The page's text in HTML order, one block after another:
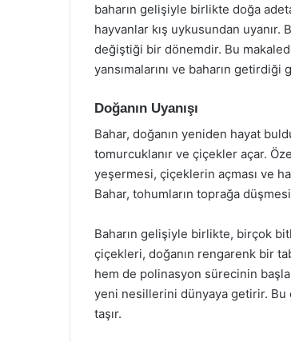
baharın gelişiyle birlikte doğa
hayvanlar kış uykusundan uyanır.
değiştiği bir dönemdir. Bu
yansımalarını ve baharın getirdiği
Doğanın Uyanışı
Bahar, doğanın yeniden hayat
tomurcuklanır ve çiçekler açar.
yeşermesi, çiçeklerin açması ve
Bahar, tohumların toprağa
Baharın gelişiyle birlikte, birçok
çiçekleri, doğanın rengarenk bir
hem de polinasyon sürecinin
yeni nesillerini dünyaya getirir. Bu
taşır.